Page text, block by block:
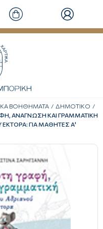
ΒΟΗΘΗΜΑΤΑ
ΔΗΜΟΤΙΚΟ
ΑΝΑΓΝΩΣΗ ΚΑΙ ΓΡΑΜΜΑΤΙΚΗ
ΕΚΤΟΡΑ: ΓΙΑ ΜΑΘΗΤΕΣ Α'